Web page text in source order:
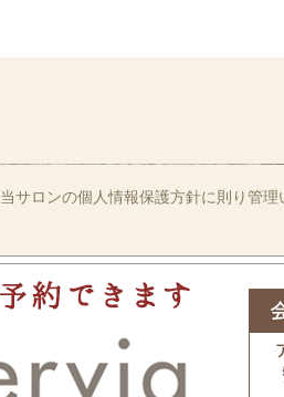
サロンの個人情報保護方針に則り管理